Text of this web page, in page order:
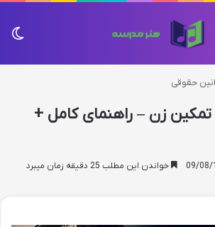
حقوقی
تمکین زن – راهنمای کامل +
خواندن این مطلب 25 دقیقه زمان میبرد